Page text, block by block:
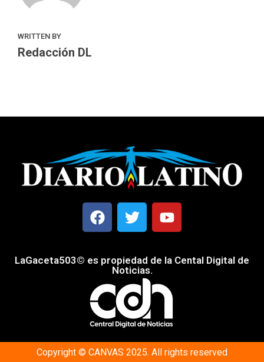
WRITTEN BY
Redacción DL
LaGaceta503© es propiedad de la Cental Digital de
Noticias.
Copyright © CANVAS 2025. All rights reserved